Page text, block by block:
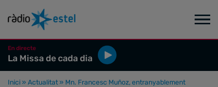
En directe
La Missa de cada dia
Inici » Actualitat » Mn. Francesc Muñoz, entranyablement